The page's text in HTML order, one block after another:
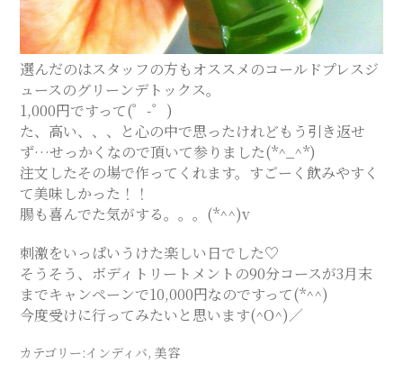
選んだのはスタッフの方もオススメのコールドプレスジ
ュースのグリーンデトックス。
1,000円ですって(゜-゜)
た、高い、、、と心の中で思ったけれどもう引き返せ
ず…せっかくなので頂いて参りました(*^_^*)
注文したその場で作ってくれます。すごーく飲みやすく
て美味しかった！！
腸も喜んでた気がする。。。(*^^)v
刺激をいっぱいうけた楽しい日でした♡
そうそう、ボディトリートメントの90分コースが3月末
までキャンペーンで10,000円なのですって(*^^)
今度受けに行ってみたいと思います(^O^)／
カテゴリー:インディバ,美容